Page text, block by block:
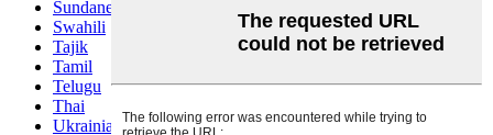
Sundanese
Swahili
Tajik
Tamil
Telugu
Thai
Ukrainian